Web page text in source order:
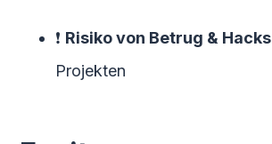
❗ Risiko von Betrug & Hacks
Projekten